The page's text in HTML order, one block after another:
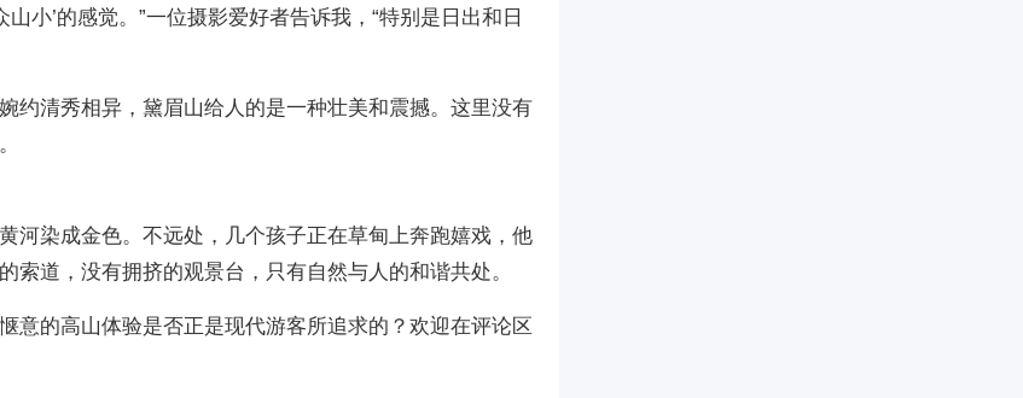
小’的感觉。”一位摄影爱好者告诉我，“特别是日出和日
约清秀相异，黛眉山给人的是一种壮美和震撼。这里没有
河染成金色。不远处，几个孩子正在草甸上奔跑嬉戏，他
索道，没有拥挤的观景台，只有自然与人的和谐共处。
意的高山体验是否正是现代游客所追求的？欢迎在评论区